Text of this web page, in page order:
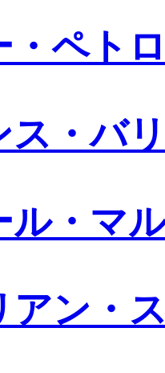
・ペト
ス・バ
ル・マ
アン・